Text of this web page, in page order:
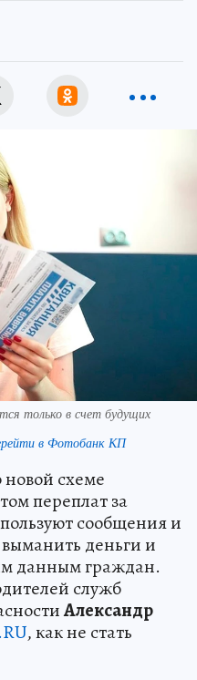
только в счет будущих
в Фотобанк КП
схеме
переплат за
сообщения и
деньги и
данным граждан.
служб
Александр
, как не стать